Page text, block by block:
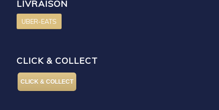
LIVRAISON
UBER-EATS
CLICK & COLLECT
CLICK & COLLECT